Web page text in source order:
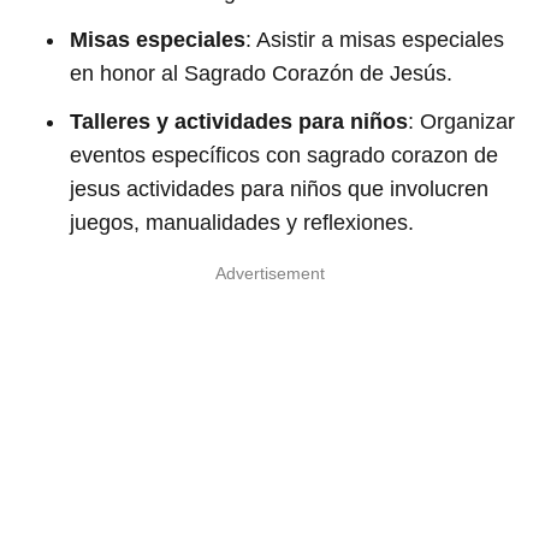
Misas especiales: Asistir a misas especiales
en honor al Sagrado Corazón de Jesús.
Talleres y actividades para niños: Organizar
eventos específicos con sagrado corazon de
jesus actividades para niños que involucren
juegos, manualidades y reflexiones.
Advertisement